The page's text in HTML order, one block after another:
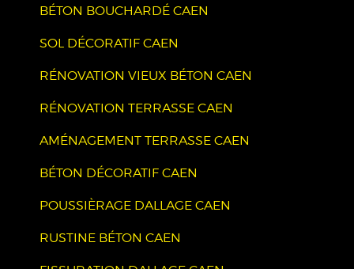
BÉTON BOUCHARDÉ CAEN
SOL DÉCORATIF CAEN
RÉNOVATION VIEUX BÉTON CAEN
RÉNOVATION TERRASSE CAEN
AMÉNAGEMENT TERRASSE CAEN
BÉTON DÉCORATIF CAEN
POUSSIÈRAGE DALLAGE CAEN
RUSTINE BÉTON CAEN